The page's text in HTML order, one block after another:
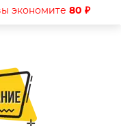
экономите 80 ₽